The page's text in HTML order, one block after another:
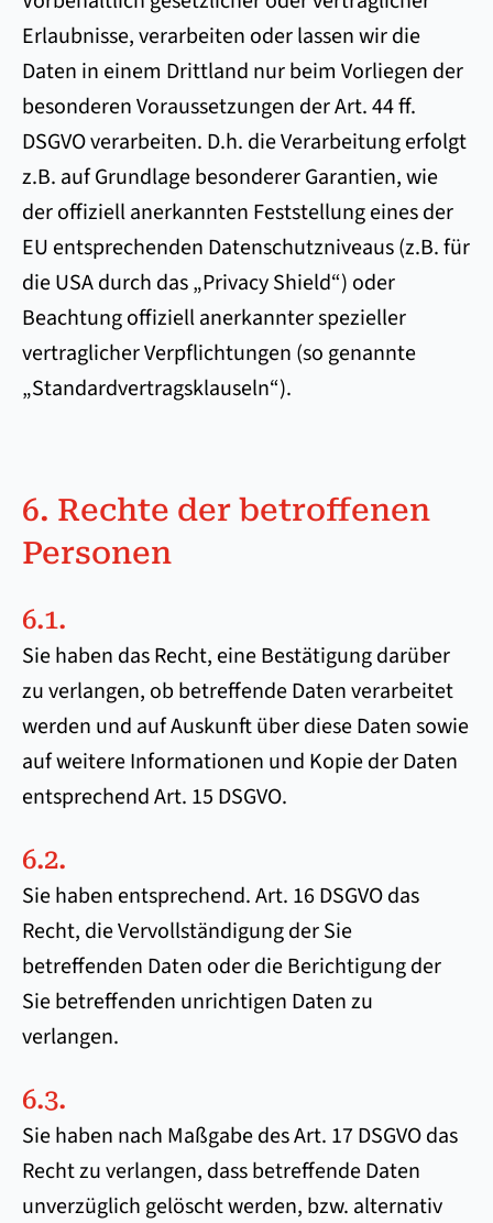
Erlaubnisse, verarbeiten oder lassen wir die
Daten in einem Drittland nur beim Vorliegen der
besonderen Voraussetzungen der Art. 44 ff.
DSGVO verarbeiten. D.h. die Verarbeitung erfolgt
z.B. auf Grundlage besonderer Garantien, wie
der offiziell anerkannten Feststellung eines der
EU entsprechenden Datenschutzniveaus (z.B. für
die USA durch das „Privacy Shield“) oder
Beachtung offiziell anerkannter spezieller
vertraglicher Verpflichtungen (so genannte
„Standardvertragsklauseln“).
6. Rechte der betroffenen
Personen
6.1.
Sie haben das Recht, eine Bestätigung darüber
zu verlangen, ob betreffende Daten verarbeitet
werden und auf Auskunft über diese Daten sowie
auf weitere Informationen und Kopie der Daten
entsprechend Art. 15 DSGVO.
6.2.
Sie haben entsprechend. Art. 16 DSGVO das
Recht, die Vervollständigung der Sie
betreffenden Daten oder die Berichtigung der
Sie betreffenden unrichtigen Daten zu
verlangen.
6.3.
Sie haben nach Maßgabe des Art. 17 DSGVO das
Recht zu verlangen, dass betreffende Daten
unverzüglich gelöscht werden, bzw. alternativ